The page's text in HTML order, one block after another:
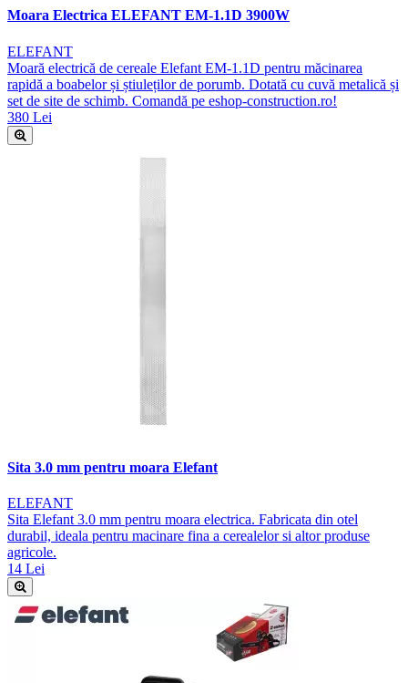
Moara Electrica ELEFANT EM-1.1D 3900W
ELEFANT
Moară electrică de cereale Elefant EM-1.1D pentru măcinarea
rapidă a boabelor și știuleților de porumb. Dotată cu cuvă metalică și
set de site de schimb. Comandă pe eshop-construction.ro!
380 Lei
Sita 3.0 mm pentru moara Elefant
ELEFANT
Sita Elefant 3.0 mm pentru moara electrica. Fabricata din otel
durabil, ideala pentru macinare fina a cerealelor si altor produse
agricole.
14 Lei